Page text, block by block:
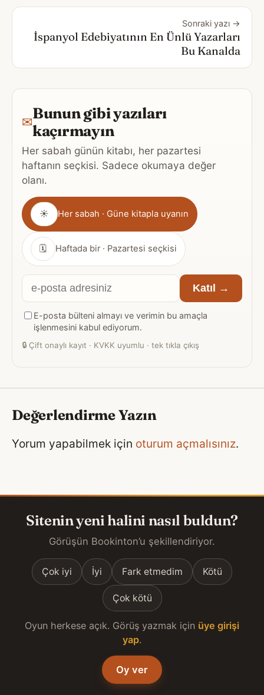
Sonraki yazı →
İspanyol Edebiyatının En Ünlü Yazarları
Bu Kanalda
✉Bunun gibi yazıları
kaçırmayın
Her sabah günün kitabı, her pazartesi
haftanın seçkisi. Sadece okumaya değer
olanı.
Gönderim
sıklığı
☀ Her sabah · Güne kitapla uyanın
🗓 Haftada bir · Pazartesi seçkisi
E-
posta
adresiniz
Katıl →
E-posta bülteni almayı ve verimin bu amaçla
işlenmesini kabul ediyorum.
🔒 Çift onaylı kayıt · KVKK uyumlu · tek tıkla çıkış
Değerlendirme Yazın
Yorum yapabilmek için oturum açmalısınız.
Sitenin yeni halini nasıl buldun?
Görüşün Bookinton’u şekillendiriyor.
Çok iyi İyi Fark etmedim Kötü
Çok kötü
Oyun herkese açık. Görüş yazmak için üye girişi
yap.
Oy ver